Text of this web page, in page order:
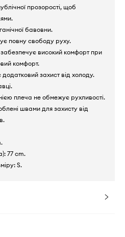
прозорості, щоб
бавовни.
повну свободу руху.
високий комфорт при
комфорт.
захист від холоду.
плеча не обмежує рухливості.
швами для захисту від
77 cm.
S.